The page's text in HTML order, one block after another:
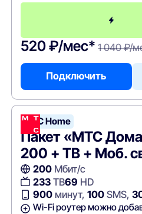
520 ₽/мес* 1 040 ₽/
Подключить
МТС Home
Пакет «МТС
200 + ТВ + Моб.
200Мбит/с
233ТВ69 HD
900минут, 100SMS,
Wi-Fi роутер можно